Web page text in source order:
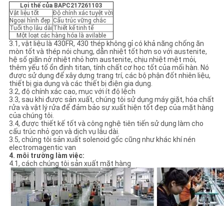
Lợi thế của BAPC217261103
Vật liệu tốt
Độ chính xác tuyệt vời
Ngoại hình đẹp Cấu trúc vững chắc
Tuổi thọ lâu dài Thiết kế tinh tế
Một loạt các hàng hóa là avilable
3.1, vật liệu là 430FR, 430 thép không gỉ có khả năng chống ăn
mòn tốt và thép nói chung, dẫn nhiệt tốt hơn so với austenite,
hệ số giãn nở nhiệt nhỏ hơn austenite, chịu nhiệt mệt mỏi,
thêm yếu tố ổn định titan, tính chất cơ học tốt của mối hàn. Nó
được sử dụng để xây dựng trang trí, các bộ phận đốt nhiên liệu,
thiết bị gia dụng và các thiết bị điện gia dụng.
3.2, độ chính xác cao, mục với ít độ lệch
3.3, sau khi được sản xuất, chúng tôi sử dụng máy giặt, hóa chất
rửa và vật lý rửa để đảm bảo sự xuất hiện tốt đẹp của mặt hàng
của chúng tôi.
3.4, được thiết kế tốt và công nghệ tiên tiến sử dụng làm cho
cấu trúc nhỏ gọn và dịch vụ lâu dài.
3.5, chúng tôi sản xuất solenoid gốc cũng như khác khí nén
electromagentic van
4. môi trường làm việc:
4.1, cách chúng tôi sản xuất mặt hàng